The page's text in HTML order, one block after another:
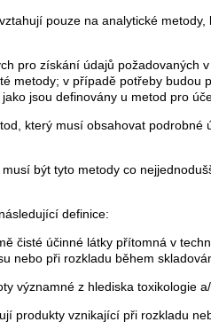
pouze na analytické
pro získání údajů požadovaných
metody; v případě potřeby budou
jsou definovány u metod pro
který musí obsahovat
být tyto metody co
definice:
čisté účinné látky přítomná v
nebo při rozkladu během
významné z hlediska toxikologie
produkty vznikající při rozkladu